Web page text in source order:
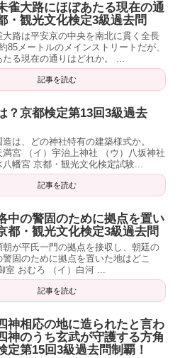
雀大路にほぼあたる現在の通
・観光文化検定3級過去問
大路は平安京の中央を南北に貫く全長
85メートルのメインストリートだが、
たる現在の通りはどれか。 ...
記事を読む
？京都検定第13回3級過去
造は、どの神社特有の建築様式か。
満宮 （イ）宇治上神社 （ウ）八坂神社
八幡宮 京都・観光文化検定試験...
記事を読む
中の警固のために拠点を置い
都・観光文化検定3級過去問
朝が平氏一門の拠点を接収し、朝廷の
固のために拠点を置いた地はどこ
室 おむろ （イ）白河 ...
記事を読む
神相応の地に造られたと言わ
神のうち玄武が守護する方角
定第15回3級過去問制覇！